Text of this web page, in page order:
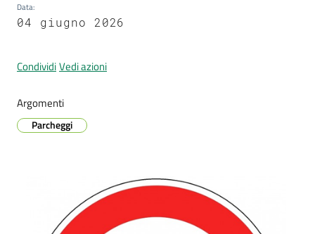
Data:
04 giugno 2026
CondividiVedi azioni
Argomenti
Parcheggi